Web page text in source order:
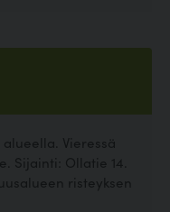
Vieressä
Sijainti: Ollatie 14.
risteyksen